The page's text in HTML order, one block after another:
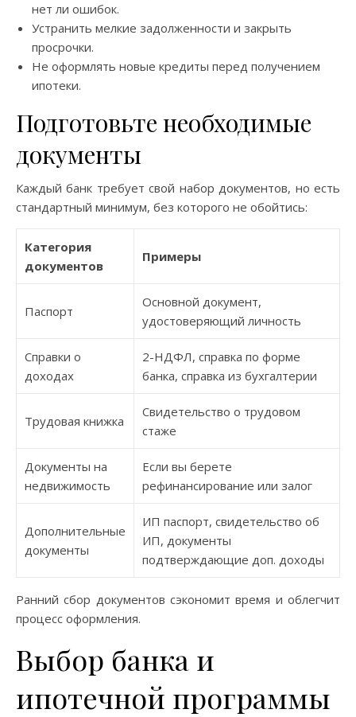
нет ли ошибок.
Устранить мелкие задолженности и закрыть
просрочки.
Не оформлять новые кредиты перед получением
ипотеки.
Подготовьте необходимые
документы
Каждый банк требует свой набор документов, но есть
стандартный минимум, без которого не обойтись:
Категория
документов
Примеры
Паспорт
Основной документ,
удостоверяющий личность
Справки о
доходах
2-НДФЛ, справка по форме
банка, справка из бухгалтерии
Трудовая книжка
Свидетельство о трудовом
стаже
Документы на
недвижимость
Если вы берете
рефинансирование или залог
Дополнительные
документы
ИП паспорт, свидетельство об
ИП, документы
подтверждающие доп. доходы
Ранний сбор документов сэкономит время и облегчит
процесс оформления.
Выбор банка и
ипотечной программы